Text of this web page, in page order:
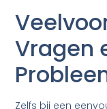
Vragen
Zelfs bij een